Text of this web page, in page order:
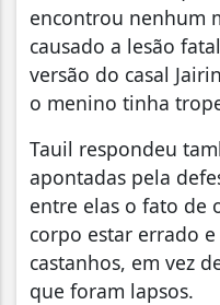
encontrou nenhum
causado a lesão
versão do casal
o menino tinha
Tauil respondeu
apontadas pela
entre elas o fato de
corpo estar errado
castanhos, em vez
que foram lapsos.